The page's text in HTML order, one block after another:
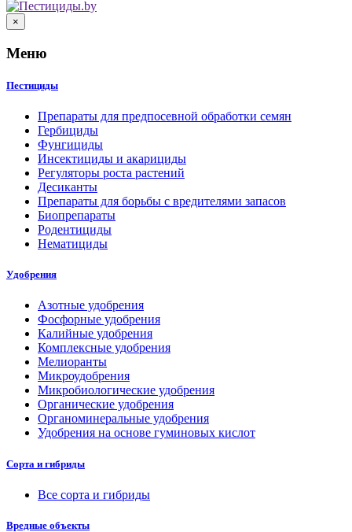
×
Меню
Пестициды
Препараты для предпосевной обработки семян
Гербициды
Фунгициды
Инсектициды и акарициды
Регуляторы роста растений
Десиканты
Препараты для борьбы с вредителями запасов
Биопрепараты
Родентициды
Нематициды
Удобрения
Азотные удобрения
Фосфорные удобрения
Калийные удобрения
Комплексные удобрения
Мелиоранты
Микроудобрения
Микробиологические удобрения
Органические удобрения
Органоминеральные удобрения
Удобрения на основе гуминовых кислот
Сорта и гибриды
Все сорта и гибриды
Вредные объекты